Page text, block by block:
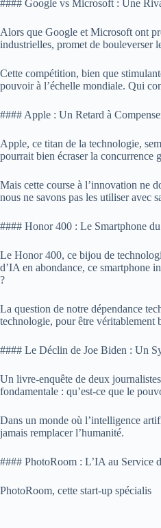
#### Google vs Microsoft : Une
Alors que Google et Microsoft ont
industrielles, promet de bouleverser
Cette compétition, bien que
pouvoir à l’échelle mondiale. Qui
#### Apple : Un Retard à
Apple, ce titan de la technologie,
pourrait bien écraser la concurrence
Mais cette course à l’innovation ne
nous ne savons pas les utiliser avec
#### Honor 400 : Le Smartphone
Le Honor 400, ce bijou de
d’IA en abondance, ce smartphone
?
La question de notre dépendance
technologie, pour être véritablement
#### Le Déclin de Joe Biden : Un
Un livre-enquête de deux
fondamentale : qu’est-ce que le
Dans un monde où l’intelligence
jamais remplacer l’humanité.
#### PhotoRoom : L’IA au Service
PhotoRoom, cette start-up spécialis